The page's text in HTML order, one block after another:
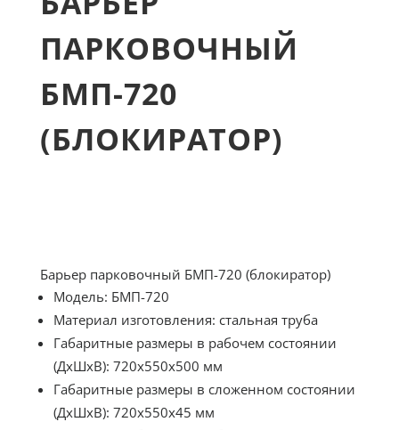
ПАРКОВОЧНЫЙ
БМП-720
(БЛОКИРАТОР)
Барьер парковочный БМП-720 (блокиратор)
Модель: БМП-720
Материал изготовления: стальная труба
Габаритные размеры в рабочем состоянии
(ДхШхВ): 720х550х500 мм
Габаритные размеры в сложенном состоянии
(ДхШхВ): 720х550х45 мм